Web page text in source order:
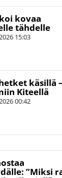
kovaa
tähdelle
15:03
käsillä –
Kiteellä
00:42
”Miksi